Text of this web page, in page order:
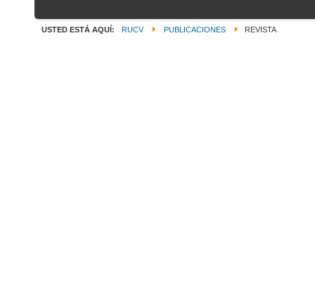
USTED ESTÁ AQUÍ: RUCV PUBLICACIONES REVISTA